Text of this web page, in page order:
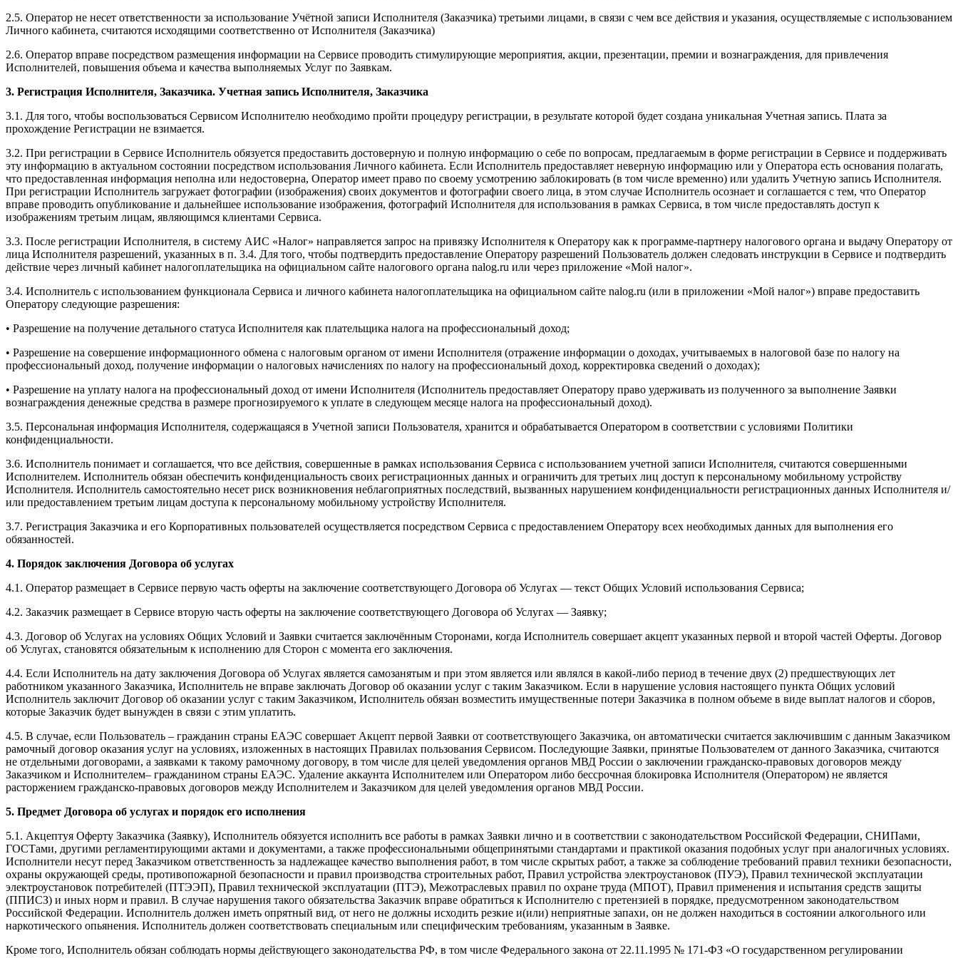
2.5. Оператор не несет ответственности за использование Учётной записи Исполнителя (Заказчика) третьими лицами, в связи с чем все действия и указания, осуществляемые с использованием
Личного кабинета, считаются исходящими соответственно от Исполнителя (Заказчика)
2.6. Оператор вправе посредством размещения информации на Сервисе проводить стимулирующие мероприятия, акции, презентации, премии и вознаграждения, для привлечения
Исполнителей, повышения объема и качества выполняемых Услуг по Заявкам.
3. Регистрация Исполнителя, Заказчика. Учетная запись Исполнителя, Заказчика
3.1. Для того, чтобы воспользоваться Сервисом Исполнителю необходимо пройти процедуру регистрации, в результате которой будет создана уникальная Учетная запись. Плата за
прохождение Регистрации не взимается.
3.2. При регистрации в Сервисе Исполнитель обязуется предоставить достоверную и полную информацию о себе по вопросам, предлагаемым в форме регистрации в Сервисе и поддерживать
эту информацию в актуальном состоянии посредством использования Личного кабинета. Если Исполнитель предоставляет неверную информацию или у Оператора есть основания полагать,
что предоставленная информация неполна или недостоверна, Оператор имеет право по своему усмотрению заблокировать (в том числе временно) или удалить Учетную запись Исполнителя.
При регистрации Исполнитель загружает фотографии (изображения) своих документов и фотографии своего лица, в этом случае Исполнитель осознает и соглашается с тем, что Оператор
вправе проводить опубликование и дальнейшее использование изображения, фотографий Исполнителя для использования в рамках Сервиса, в том числе предоставлять доступ к
изображениям третьим лицам, являющимся клиентами Сервиса.
3.3. После регистрации Исполнителя, в систему АИС «Налог» направляется запрос на привязку Исполнителя к Оператору как к программе-партнеру налогового органа и выдачу Оператору от
лица Исполнителя разрешений, указанных в п. 3.4. Для того, чтобы подтвердить предоставление Оператору разрешений Пользователь должен следовать инструкции в Сервисе и подтвердить
действие через личный кабинет налогоплательщика на официальном сайте налогового органа nalog.ru или через приложение «Мой налог».
3.4. Исполнитель с использованием функционала Сервиса и личного кабинета налогоплательщика на официальном сайте nalog.ru (или в приложении «Мой налог») вправе предоставить
Оператору следующие разрешения:
• Разрешение на получение детального статуса Исполнителя как плательщика налога на профессиональный доход;
• Разрешение на совершение информационного обмена с налоговым органом от имени Исполнителя (отражение информации о доходах, учитываемых в налоговой базе по налогу на
профессиональный доход, получение информации о налоговых начислениях по налогу на профессиональный доход, корректировка сведений о доходах);
• Разрешение на уплату налога на профессиональный доход от имени Исполнителя (Исполнитель предоставляет Оператору право удерживать из полученного за выполнение Заявки
вознаграждения денежные средства в размере прогнозируемого к уплате в следующем месяце налога на профессиональный доход).
3.5. Персональная информация Исполнителя, содержащаяся в Учетной записи Пользователя, хранится и обрабатывается Оператором в соответствии с условиями Политики
конфиденциальности.
3.6. Исполнитель понимает и соглашается, что все действия, совершенные в рамках использования Сервиса с использованием учетной записи Исполнителя, считаются совершенными
Исполнителем. Исполнитель обязан обеспечить конфиденциальность своих регистрационных данных и ограничить для третьих лиц доступ к персональному мобильному устройству
Исполнителя. Исполнитель самостоятельно несет риск возникновения неблагоприятных последствий, вызванных нарушением конфиденциальности регистрационных данных Исполнителя и/
или предоставлением третьим лицам доступа к персональному мобильному устройству Исполнителя.
3.7. Регистрация Заказчика и его Корпоративных пользователей осуществляется посредством Сервиса с предоставлением Оператору всех необходимых данных для выполнения его
обязанностей.
4. Порядок заключения Договора об услугах
4.1. Оператор размещает в Сервисе первую часть оферты на заключение соответствующего Договора об Услугах — текст Общих Условий использования Сервиса;
4.2. Заказчик размещает в Сервисе вторую часть оферты на заключение соответствующего Договора об Услугах — Заявку;
4.3. Договор об Услугах на условиях Общих Условий и Заявки считается заключённым Сторонами, когда Исполнитель совершает акцепт указанных первой и второй частей Оферты. Договор
об Услугах, становятся обязательным к исполнению для Сторон с момента его заключения.
4.4. Если Исполнитель на дату заключения Договора об Услугах является самозанятым и при этом является или являлся в какой-либо период в течение двух (2) предшествующих лет
работником указанного Заказчика, Исполнитель не вправе заключать Договор об оказании услуг с таким Заказчиком. Если в нарушение условия настоящего пункта Общих условий
Исполнитель заключит Договор об оказании услуг с таким Заказчиком, Исполнитель обязан возместить имущественные потери Заказчика в полном объеме в виде выплат налогов и сборов,
которые Заказчик будет вынужден в связи с этим уплатить.
4.5. В случае, если Пользователь – гражданин страны ЕАЭС совершает Акцепт первой Заявки от соответствующего Заказчика, он автоматически считается заключившим с данным Заказчиком
рамочный договор оказания услуг на условиях, изложенных в настоящих Правилах пользования Сервисом. Последующие Заявки, принятые Пользователем от данного Заказчика, считаются
не отдельными договорами, а заявками к такому рамочному договору, в том числе для целей уведомления органов МВД России о заключении гражданско-правовых договоров между
Заказчиком и Исполнителем– гражданином страны ЕАЭС. Удаление аккаунта Исполнителем или Оператором либо бессрочная блокировка Исполнителя (Оператором) не является
расторжением гражданско-правовых договоров между Исполнителем и Заказчиком для целей уведомления органов МВД России.
5. Предмет Договора об услугах и порядок его исполнения
5.1. Акцептуя Оферту Заказчика (Заявку), Исполнитель обязуется исполнить все работы в рамках Заявки лично и в соответствии с законодательством Российской Федерации, СНИПами,
ГОСТами, другими регламентирующими актами и документами, а также профессиональными общепринятыми стандартами и практикой оказания подобных услуг при аналогичных условиях.
Исполнители несут перед Заказчиком ответственность за надлежащее качество выполнения работ, в том числе скрытых работ, а также за соблюдение требований правил техники безопасности,
охраны окружающей среды, противопожарной безопасности и правил производства строительных работ, Правил устройства электроустановок (ПУЭ), Правил технической эксплуатации
электроустановок потребителей (ПТЭЭП), Правил технической эксплуатации (ПТЭ), Межотраслевых правил по охране труда (МПОТ), Правил применения и испытания средств защиты
(ППИСЗ) и иных норм и правил. В случае нарушения такого обязательства Заказчик вправе обратиться к Исполнителю с претензией в порядке, предусмотренном законодательством
Российской Федерации. Исполнитель должен иметь опрятный вид, от него не должны исходить резкие и(или) неприятные запахи, он не должен находиться в состоянии алкогольного или
наркотического опьянения. Исполнитель должен соответствовать специальным или специфическим требованиям, указанным в Заявке.
Кроме того, Исполнитель обязан соблюдать нормы действующего законодательства РФ, в том числе Федерального закона от 22.11.1995 № 171-ФЗ «О государственном регулировании